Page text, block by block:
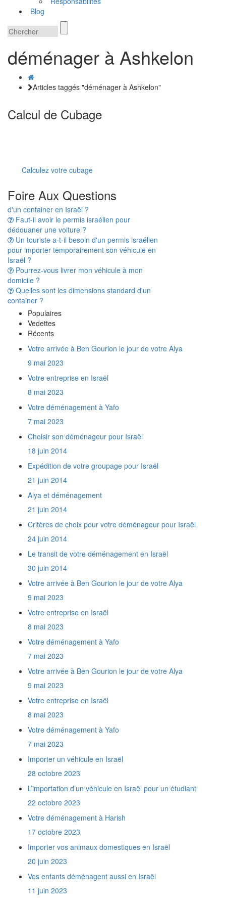
Blog
déménager à Ashkelon
Articles taggés "déménager à Ashkelon"
Calcul de Cubage
Calculez votre cubage
Foire Aux Questions
Combien de temps prend le dédouanement
d'un container en Israël ?
Faut-il avoir le permis israélien pour
dédouaner une voiture ?
Un touriste a-t-il besoin d'un permis israélien
pour importer temporairement son véhicule en
Israël ?
Pourrez-vous livrer mon véhicule à mon
domicile ?
Quelles sont les dimensions standard d'un
container ?
Remontez-vous les meubles à la livraison en
Israël ?
A t'on vraiment besoin d'avoir une Téoudat
Zéouth pour dédouaner son déménagement
Combien de temps prend le transport d'un
conteneur entre la France et Israël ?
Une trottinette électrique est elle considérée
comme un véhicule par la douane israélienne ?
Quels documents fournir pour importer de la
marchandise en Israël ?
Que représente un mètre cube ?
Y a t'il des produits interdits à l'import en
Israël ?
Est-on obligé d'assurer son déménagement
Isradem est elle agréée par l'Agence Juive
Quel est votre prix au mètre cube de Paris à
Raanana ?
immigrant ?
Nous faisons notre Alyah et sommes
amateurs de Télé. Nous voulons importer en
Israël 4 TV, autant de lecteurs de DVD et de
Home Cinémas. Comment serons-nous taxés
A partir de combien de temps est-on
considéré comme citoyen de retour ?
Desservez-vous tout Israël ?
électroménagers. Est-ce que je vais payer des
taxes de douane en Israël ?
pour effectuer les formalités de dédouanement
Est-il nécessaire d'utiliser des réfrigérateurs
et des congélateurs tropicalisés en Israël ?
Comment obtenir une Téoudath Zéouth ?
Comment obtenir le permis de conduire
israélien ?
Quels documents fournir pour un retour en
France ?
Comment obtenir la Téoudath Olé ?
Quel est le rôle du Ministère de l'Intégration
Ministère de l'Intégration ?
Je rapporte en Israël les affaires que j'ai
prises avec moi en France il y a un an et demi.
Est-ce que je vais payer des taxes de douane
Comment communiquer mes nouvelles
coordonnées à l'Administration Française ?
Quelles sont les coordonnées du consulat
français en Israël ?
Quelles sont les coordonnées du Ministère
de l'Intégration ?
De combien de temps dispose t'on pour
Populaires
Vedettes
Récents
Votre arrivée à Ben Gourion le jour de votre Alya
9 mai 2023
Votre entreprise en Israël
8 mai 2023
Votre déménagement à Yafo
7 mai 2023
Choisir son déménageur pour Israël
18 juin 2014
Expédition de votre groupage pour Israël
21 juin 2014
Alya et déménagement
21 juin 2014
Critères de choix pour votre déménageur pour Israël
24 juin 2014
Le transit de votre déménagement en Israël
30 juin 2014
Votre arrivée à Ben Gourion le jour de votre Alya
9 mai 2023
Votre entreprise en Israël
8 mai 2023
Votre déménagement à Yafo
7 mai 2023
Votre arrivée à Ben Gourion le jour de votre Alya
9 mai 2023
Votre entreprise en Israël
8 mai 2023
Votre déménagement à Yafo
7 mai 2023
Importer un véhicule en Israël
28 octobre 2023
L’importation d’un véhicule en Israël pour un étudiant
22 octobre 2023
Votre déménagement à Harish
17 octobre 2023
Importer vos animaux domestiques en Israël
20 juin 2023
Vos enfants déménagent aussi en Israël
11 juin 2023